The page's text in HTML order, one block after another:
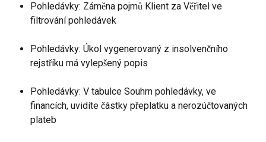
Pohledávky: Záměna pojmů Klient za Věřitel ve
filtrování pohledávek
Pohledávky: Úkol vygenerovaný z insolvenčního
rejstříku má vylepšený popis
Pohledávky: V tabulce Souhrn pohledávky, ve
financích, uvidíte částky přeplatku a nerozúčtovaných
plateb